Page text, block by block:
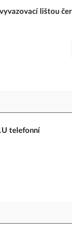
lištou
telefonní